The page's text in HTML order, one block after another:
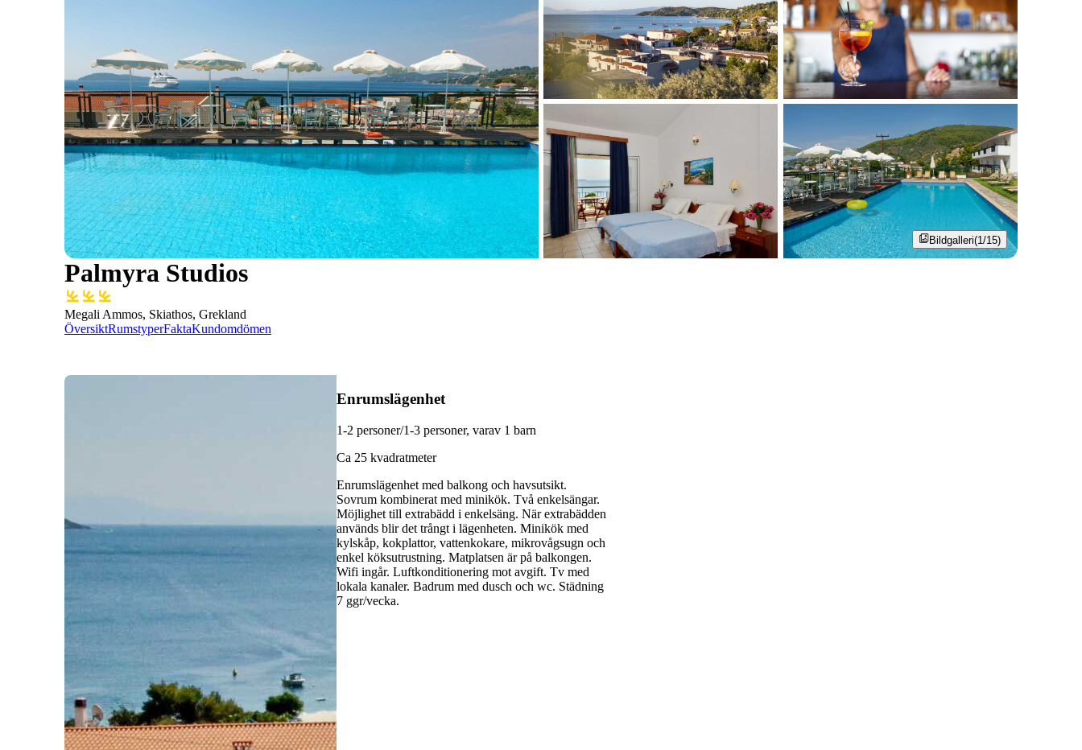
Bildgalleri(1/15)
Palmyra Studios
Megali Ammos, Skiathos, Grekland
ÖversiktRumstyperFaktaKundomdömen
Enrumslägenhet
1-2 personer/1-3 personer, varav 1 barn
Ca 25 kvadratmeter
Enrumslägenhet med balkong och havsutsikt.
Sovrum kombinerat med minikök. Två enkelsängar.
Möjlighet till extrabädd i enkelsäng. När extrabädden
används blir det trångt i lägenheten. Minikök med
kylskåp, kokplattor, vattenkokare, mikrovågsugn och
enkel köksutrustning. Matplatsen är på balkongen.
Wifi ingår. Luftkonditionering mot avgift. Tv med
lokala kanaler. Badrum med dusch och wc. Städning
7 ggr/vecka.